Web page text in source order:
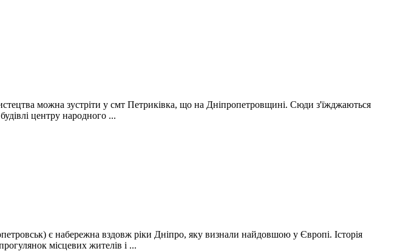
можна зустріти у смт Петриківка, що на Дніпропетровщині. Сюди з'їжджаються
центру народного ...
є набережна вздовж ріки Дніпро, яку визнали найдовшою у Європі. Історія
місцевих жителів і ...